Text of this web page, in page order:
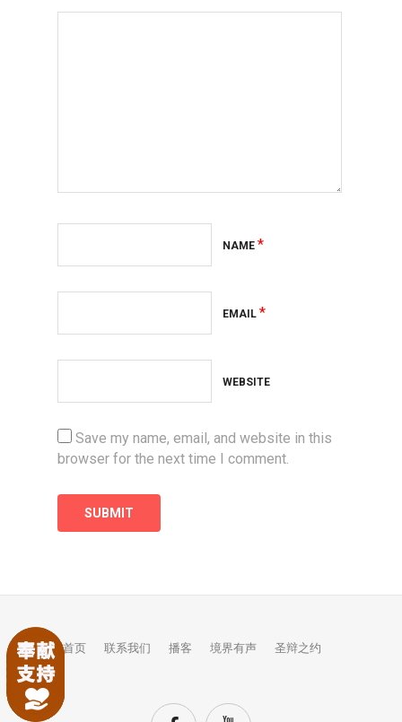
NAME *
EMAIL *
WEBSITE
Save my name, email, and website in this
browser for the next time I comment.
首页 联系我们 播客 境界有声 圣辩之约